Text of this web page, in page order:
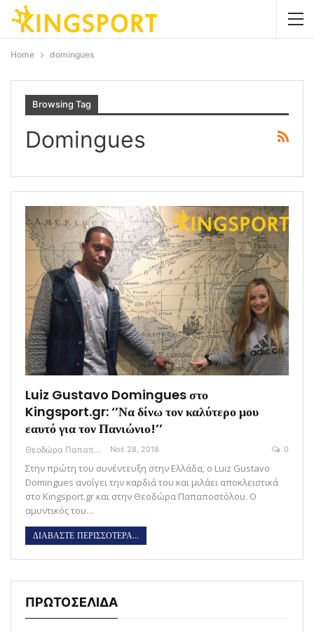
Home domingues
Browsing Tag
Domingues
Luiz Gustavo Domingues στο
Kingsport.gr: ‘’Να δίνω τον καλύτερο μου
εαυτό για τον Πανιώνιο!’’
Θεοδώρα Παπαποστόλου Νοέ 28, 2018 0
Στην πρώτη του συνέντευξη στην Ελλάδα, ο Luiz Gustavo
Domingues ανοίγει την καρδιά του και μιλάει αποκλειστικά
στο Kingsport.gr και στην Θεοδώρα Παπαποστόλου. Ο
αμυντικός του…
ΔΙΑΒΑΣΤΕ ΠΕΡΙΣΣΟΤΕΡΑ...
ΠΡΩΤΟΣΕΛΙΔΑ